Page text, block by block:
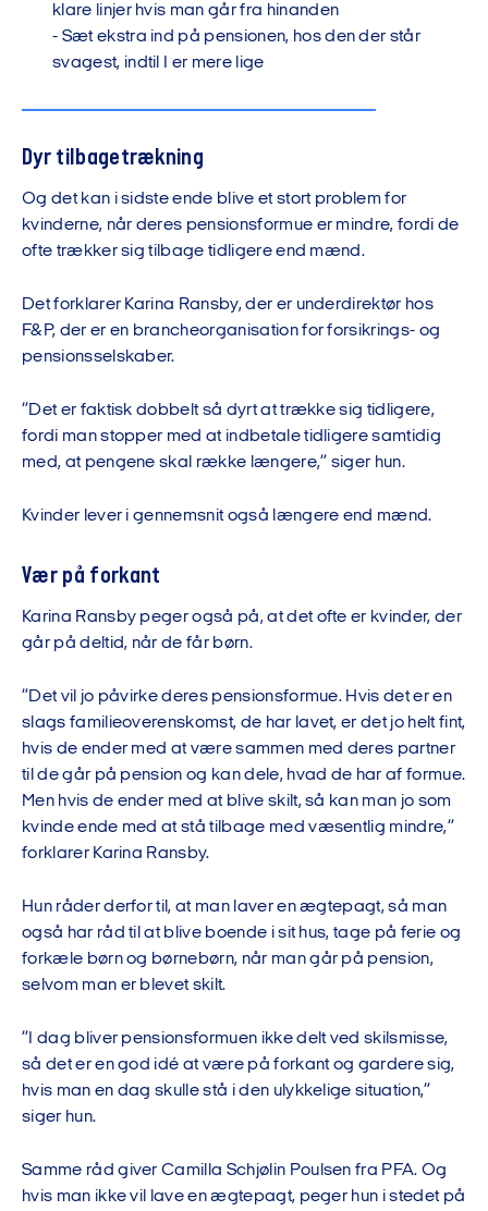
klare linjer hvis man går fra hinanden
- Sæt ekstra ind på pensionen, hos den der står
svagest, indtil I er mere lige
Dyr tilbagetrækning
Og det kan i sidste ende blive et stort problem for
kvinderne, når deres pensionsformue er mindre, fordi de
ofte trækker sig tilbage tidligere end mænd.
Det forklarer Karina Ransby, der er underdirektør hos
F&P, der er en brancheorganisation for forsikrings- og
pensionsselskaber.
”Det er faktisk dobbelt så dyrt at trække sig tidligere,
fordi man stopper med at indbetale tidligere samtidig
med, at pengene skal række længere,” siger hun.
Kvinder lever i gennemsnit også længere end mænd.
Vær på forkant
Karina Ransby peger også på, at det ofte er kvinder, der
går på deltid, når de får børn.
”Det vil jo påvirke deres pensionsformue. Hvis det er en
slags familieoverenskomst, de har lavet, er det jo helt fint,
hvis de ender med at være sammen med deres partner
til de går på pension og kan dele, hvad de har af formue.
Men hvis de ender med at blive skilt, så kan man jo som
kvinde ende med at stå tilbage med væsentlig mindre,”
forklarer Karina Ransby.
Hun råder derfor til, at man laver en ægtepagt, så man
også har råd til at blive boende i sit hus, tage på ferie og
forkæle børn og børnebørn, når man går på pension,
selvom man er blevet skilt.
”I dag bliver pensionsformuen ikke delt ved skilsmisse,
så det er en god idé at være på forkant og gardere sig,
hvis man en dag skulle stå i den ulykkelige situation,”
siger hun.
Samme råd giver Camilla Schjølin Poulsen fra PFA. Og
hvis man ikke vil lave en ægtepagt, peger hun i stedet på